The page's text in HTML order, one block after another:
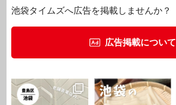
池袋タイムズへ広告を掲載しませんか？
広告掲載について